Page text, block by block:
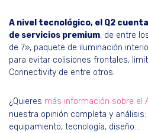
A nivel tecnológico, el Q2
de servicios premium, de entre
de 7», paquete de iluminación
para evitar colisiones frontales,
Connectivity de entre otros.
¿Quieres más información sobre el
nuestra opinión completa y
equipamiento, tecnología, diseño…